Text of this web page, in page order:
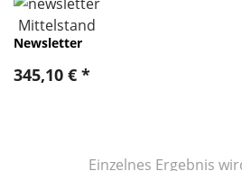
Newsletter
345,10 € *
Einzelnes Ergebnis